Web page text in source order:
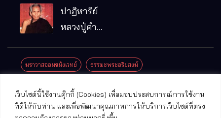
เว็บไซต์นี้ใช้งานคุ๊กกี้ (Cookies) เพื่อมอบประสบการณ์การใช้งาน
ที่ดีให้กับท่าน และเพื่อพัฒนาคุณภาพการให้บริการเว็บไซต์ที่ตรง
รมฐาน
คุณ (หลวง
ปู่บัวเกตุ
แล้ว วัดป่า
อ.แม่ริม
ปาฏิหาริย์
หลวงปู่คำ
มณี
ฆราวาสจอมขมังเวทย์ ธรรมะพระอริยสงฆ์
ปาฏิหาริย์พระเครื่อง พระธาตุศักดิ์สิทธิ์